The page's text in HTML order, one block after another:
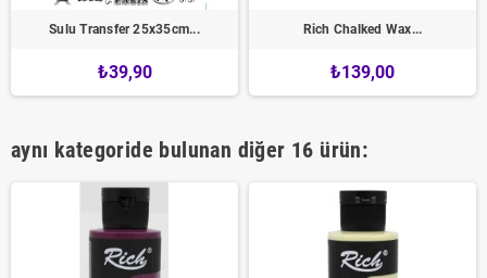
Sulu Transfer 25x35cm...
₺39,90
Rich Chalked Wax...
₺139,00
aynı kategoride bulunan diğer 16 ürün: